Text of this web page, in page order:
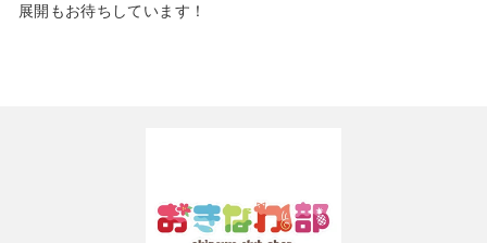
展開もお待ちしています！